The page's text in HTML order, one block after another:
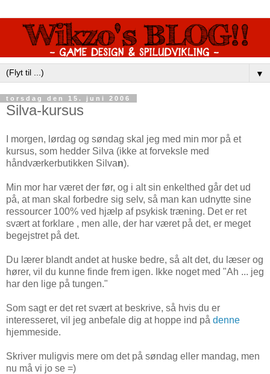
▼
torsdag den 15. juni 2006
Silva-kursus
I morgen, lørdag og søndag skal jeg med min mor på et
kursus, som hedder Silva (ikke at forveksle med
håndværkerbutikken Silvan).
Min mor har været der før, og i alt sin enkelthed går det ud
på, at man skal forbedre sig selv, så man kan udnytte sine
ressourcer 100% ved hjælp af psykisk træning. Det er ret
svært at forklare , men alle, der har været på det, er meget
begejstret på det.
Du lærer blandt andet at huske bedre, så alt det, du læser og
hører, vil du kunne finde frem igen. Ikke noget med "Ah ... jeg
har den lige på tungen."
Som sagt er det ret svært at beskrive, så hvis du er
interesseret, vil jeg anbefale dig at hoppe ind på denne
hjemmeside.
Skriver muligvis mere om det på søndag eller mandag, men
nu må vi jo se =)